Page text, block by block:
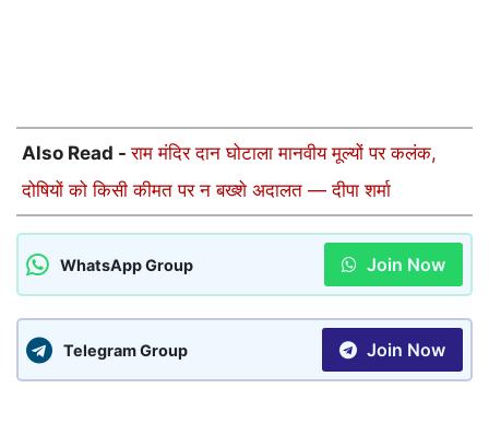
Also Read -राम मंदिर दान घोटाला मानवीय मूल्यों पर कलंक,
दोषियों को किसी कीमत पर न बख्शे अदालत — दीपा शर्मा
WhatsApp Group Join Now
Telegram Group Join Now